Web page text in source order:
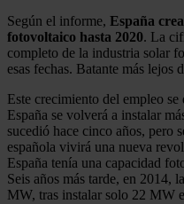
Según el informe, España
fotovoltaico hasta 2020. La
completo de la industria solar
esas fechas. Batante más lejos
Este crecimiento del empleo
España se volverá a instalar
sucedió hace cinco años, pero
española vivirá una nueva
España tenía una capacidad
Seis años más tarde, en 2014,
MW, tras instalar solo 22 MW